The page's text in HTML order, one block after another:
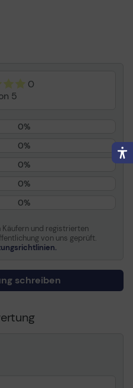
SureColor SC-T5200, SC-
T5200D, SC-T5200DMFP,
T5200MFP, SC-T5200-PS
Arbeitszeit und
Ersatzteile
Vor-Ort
4. und 5. Jahr
Erweiterte
Servicevereinbarung -
Ersatzteile - 2 Jahre -
0
5
0%
0%
0%
0%
0%
Käufern und registrierten
von uns geprüft.
schreiben